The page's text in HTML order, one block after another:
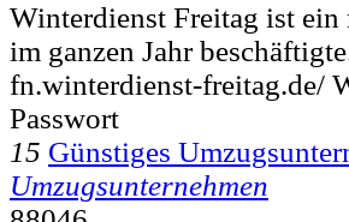
Winterdienst Freitag ist ein
im ganzen Jahr
fn.winterdienst-freitag.de/
Passwort
15 Günstiges
Umzugsunternehmen